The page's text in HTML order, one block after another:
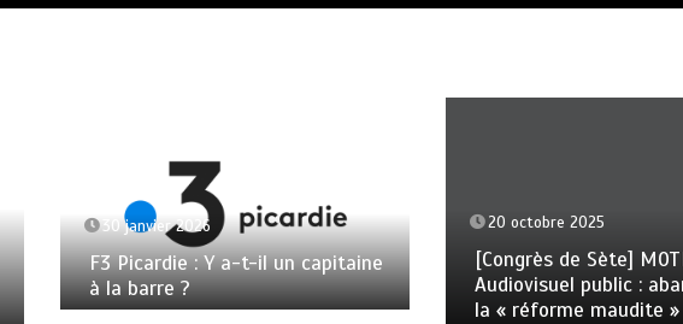
30 janvier 2026
F3 Picardie : Y a-t-il un capitaine
à la barre ?
20 octobre 2025
[Congrès de Sète]
Audiovisuel public :
la « réforme maudite »